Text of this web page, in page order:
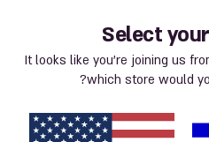
Select
It looks like you’re joining us
which store would